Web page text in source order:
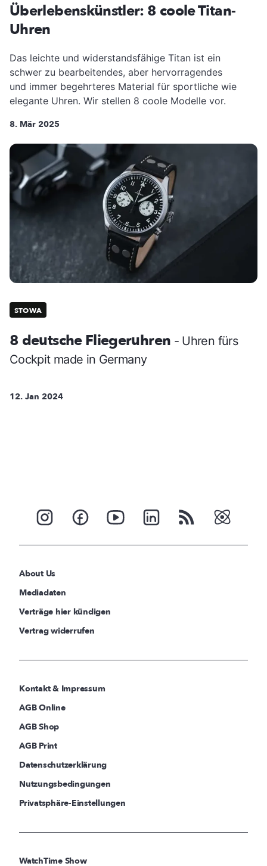
Überlebenskünstler: 8 coole Titan-
Uhren
Das leichte und widerstandsfähige Titan ist ein
schwer zu bearbeitendes, aber hervorragendes
und immer begehrteres Material für sportliche wie
elegante Uhren. Wir stellen 8 coole Modelle vor.
8. Mär 2025
STOWA
8 deutsche Fliegeruhren - Uhren fürs
Cockpit made in Germany
12. Jan 2024
About Us
Mediadaten
Verträge hier kündigen
Vertrag widerrufen
Kontakt & Impressum
AGB Online
AGB Shop
AGB Print
Datenschutzerklärung
Nutzungsbedingungen
Privatsphäre-Einstellungen
WatchTime Show